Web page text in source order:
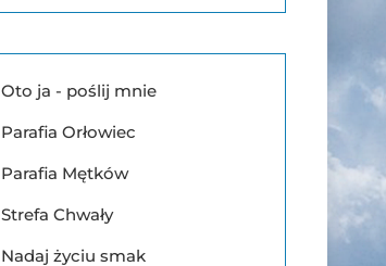
Oto ja - poślij mnie
Parafia Orłowiec
Parafia Mętków
Strefa Chwały
Nadaj życiu smak